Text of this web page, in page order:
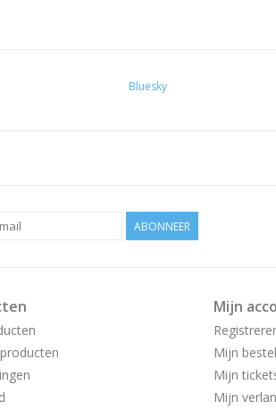
Bluesky
ABONNEER
Mijn
Mijn
Mijn
Mijn